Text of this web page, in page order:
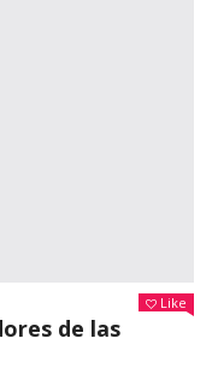
Like
de las